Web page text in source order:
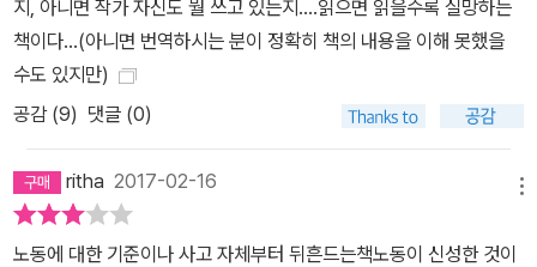
지, 아니면 작가 자신도 뭘 쓰고 있는지....읽으면 읽을수록 실망하는
책이다...(아니면 번역하시는 분이 정확히 책의 내용을 이해 못했을
수도 있지만)
공감 (9) 댓글 (0)
ritha 2017-02-16
노동에 대한 기준이나 사고 자체부터 뒤흔드는책노동이 신성한 것이